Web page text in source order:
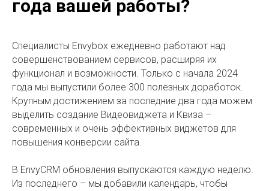
года вашей работы?
Специалисты Envybox ежедневно работают над
совершенствованием сервисов, расширяя их
функционал и возможности. Только с начала 2024
года мы выпустили более 300 полезных доработок.
Крупным достижением за последние два года можем
выделить создание Видеовиджета и Квиза –
современных и очень эффективных виджетов для
повышения конверсии сайта.
В EnvyCRM обновления выпускаются каждую неделю.
Из последнего – мы добавили календарь, чтобы